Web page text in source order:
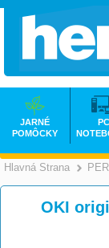
Hlavná Strana
OKI
JARNÉ
POMÔCKY